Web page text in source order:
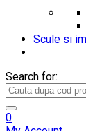
Scule si
Search for:
0